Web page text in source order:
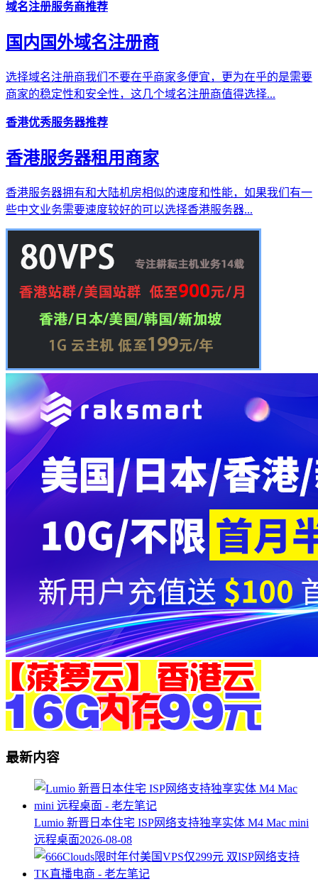
域名注册服务商推荐
国内国外域名注册商
选择域名注册商我们不要在乎商家多便宜，更为在乎的是需要
商家的稳定性和安全性，这几个域名注册商值得选择...
香港优秀服务器推荐
香港服务器租用商家
香港服务器拥有和大陆机房相似的速度和性能，如果我们有一
些中文业务需要速度较好的可以选择香港服务器...
最新内容
Lumio 新晋日本住宅 ISP网络支持独享实体 M4 Mac mini
远程桌面2026-08-08